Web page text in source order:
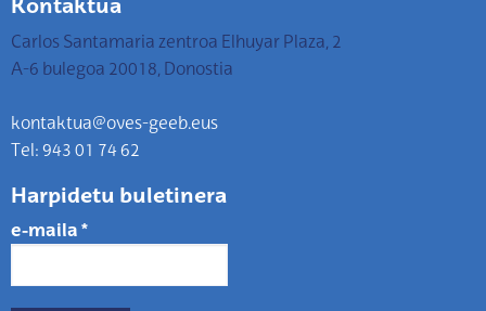
Kontaktua
Carlos Santamaria zentroa Elhuyar Plaza, 2
A-6 bulegoa 20018, Donostia
kontaktua@oves-geeb.eus
Tel: 943 01 74 62
Harpidetu buletinera
e-maila *